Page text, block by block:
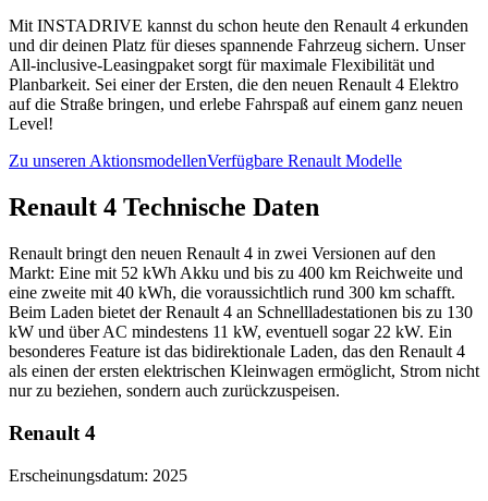
Mit INSTADRIVE kannst du schon heute den Renault 4 erkunden
und dir deinen Platz für dieses spannende Fahrzeug sichern. Unser
All-inclusive-Leasingpaket sorgt für maximale Flexibilität und
Planbarkeit. Sei einer der Ersten, die den neuen Renault 4 Elektro
auf die Straße bringen, und erlebe Fahrspaß auf einem ganz neuen
Level!
Zu unseren AktionsmodellenVerfügbare Renault Modelle
Renault 4 Technische Daten
Renault bringt den neuen Renault 4 in zwei Versionen auf den
Markt: Eine mit 52 kWh Akku und bis zu 400 km Reichweite und
eine zweite mit 40 kWh, die voraussichtlich rund 300 km schafft.
Beim Laden bietet der Renault 4 an Schnellladestationen bis zu 130
kW und über AC mindestens 11 kW, eventuell sogar 22 kW. Ein
besonderes Feature ist das bidirektionale Laden, das den Renault 4
als einen der ersten elektrischen Kleinwagen ermöglicht, Strom nicht
nur zu beziehen, sondern auch zurückzuspeisen.
Renault 4
Erscheinungsdatum: 2025